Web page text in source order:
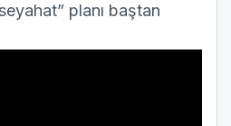
planı baştan